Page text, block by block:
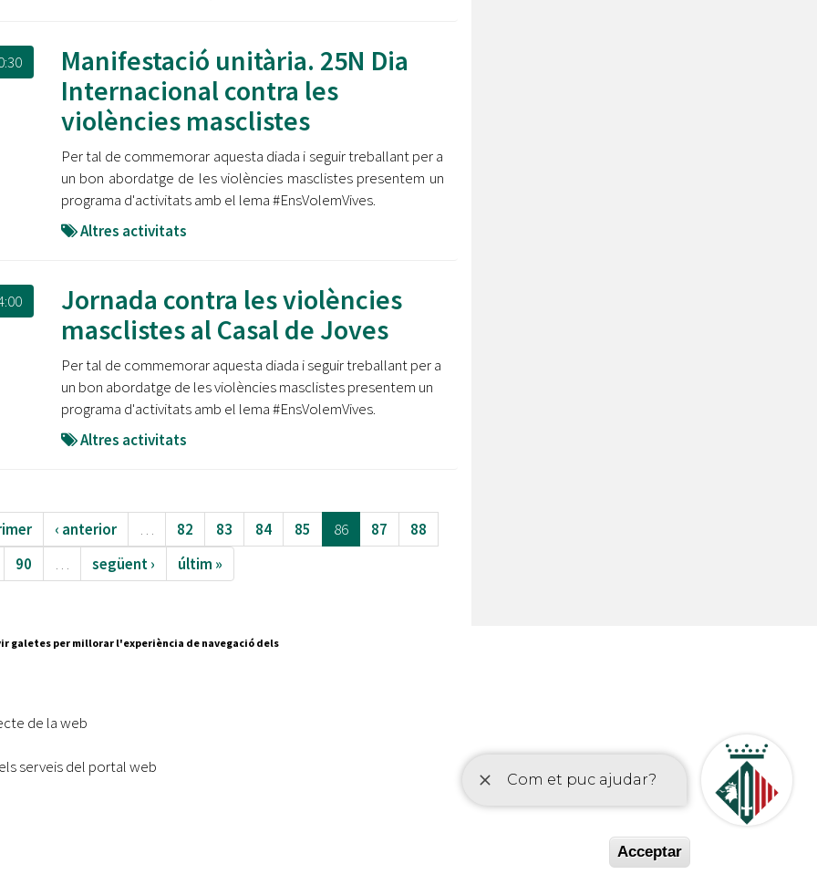
Manifestació unitària. 25N Dia
Internacional contra les
violències masclistes
Per tal de commemorar aquesta diada i seguir treballant per a
un bon abordatge de les violències masclistes presentem un
programa d'activitats amb el lema #EnsVolemVives.
Altres activitats
Jornada contra les violències
masclistes al Casal de Joves
Per tal de commemorar aquesta diada i seguir treballant per a
un bon abordatge de les violències masclistes presentem un
programa d'activitats amb el lema #EnsVolemVives.
Altres activitats
‹ anterior … 82 83 84 85 86 87
88
90
… següent › últim »
88 88
galetes per millorar l'experiència de navegació dels
de la web
serveis del portal web
Acceptar